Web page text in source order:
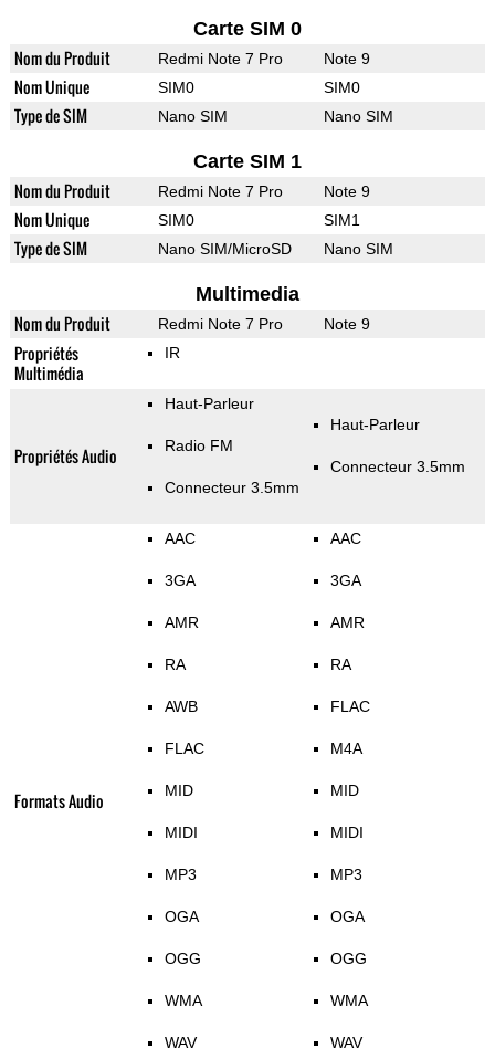
Carte SIM 0
Nom du Produit Redmi Note 7 Pro Note 9
Nom Unique SIM0 SIM0
Type de SIM Nano SIM Nano SIM
Carte SIM 1
Nom du Produit Redmi Note 7 Pro Note 9
Nom Unique SIM0 SIM1
Type de SIM Nano SIM/MicroSD Nano SIM
Multimedia
Nom du Produit Redmi Note 7 Pro Note 9
Propriétés
Multimédia
IR
Propriétés Audio
Haut-Parleur
Radio FM
Connecteur 3.5mm
Haut-Parleur
Connecteur 3.5mm
Formats Audio
AAC
3GA
AMR
RA
AWB
FLAC
MID
MIDI
MP3
OGA
OGG
WMA
WAV
AAC
3GA
AMR
RA
FLAC
M4A
MID
MIDI
MP3
OGA
OGG
WMA
WAV